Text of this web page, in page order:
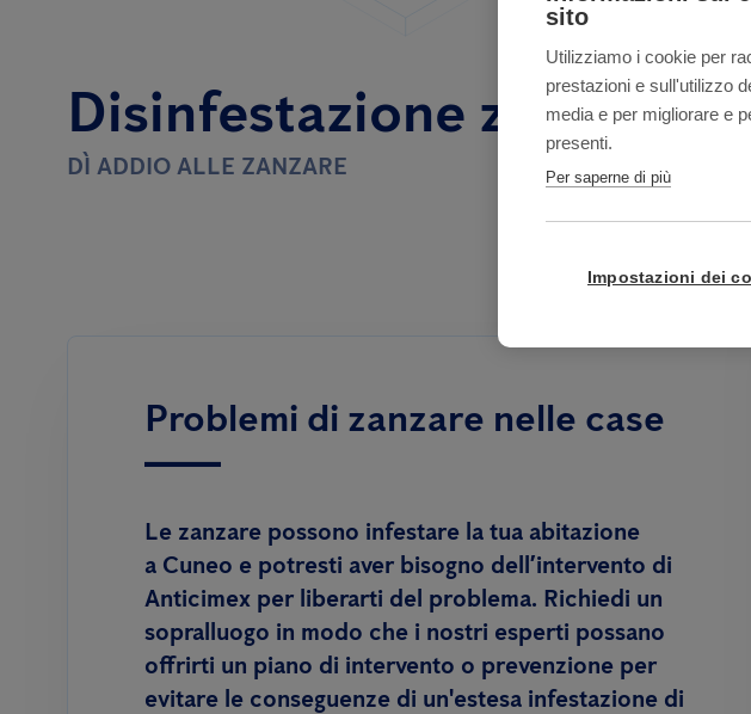
Disinfestazione zanzare
DÌ ADDIO ALLE ZANZARE
Problemi di zanzare nelle case
Le zanzare possono infestare la tua abitazione
a Cuneo e potresti aver bisogno dell’intervento di
Anticimex per liberarti del problema. Richiedi un
sopralluogo in modo che i nostri esperti possano
offrirti un piano di intervento o prevenzione per
evitare le conseguenze di un'estesa infestazione di
sito
Utilizziamo i cookie per
prestazioni e sull'utilizzo
media e per migliorare e
presenti.
Per saperne di più
Impostazioni dei